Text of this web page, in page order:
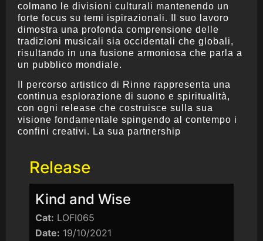
colmano le divisioni culturali mantenendo un
forte focus su temi ispirazionali. Il suo lavoro
dimostra una profonda comprensione delle
tradizioni musicali sia occidentali che globali,
risultando in una fusione armoniosa che parla a
un pubblico mondiale.
Il percorso artistico di Rinne rappresenta una
continua esplorazione di suono e spiritualità,
con ogni release che costruisce sulla sua
visione fondamentale spingendo al contempo i
confini creativi. La sua partnership
Release
Kind and Wise
Cat: LOFI065
Date: 19/10/2021